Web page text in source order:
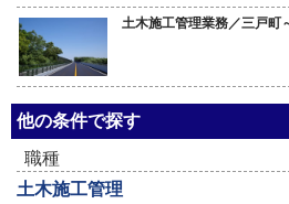
土木施工管理業務／三戸町
他の条件で探す
職種
土木施工管理